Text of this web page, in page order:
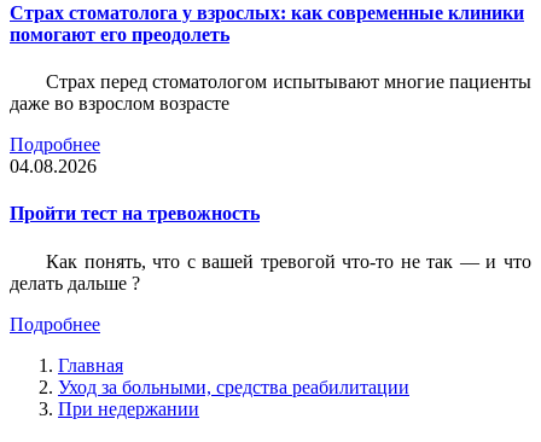
Страх стоматолога у взрослых: как современные клиники
помогают его преодолеть
Страх перед стоматологом испытывают многие пациенты
даже во взрослом возрасте
Подробнее
04.08.2026
Пройти тест на тревожность
Как понять, что с вашей тревогой что-то не так — и что
делать дальше ?
Подробнее
Главная
Уход за больными, средства реабилитации
При недержании